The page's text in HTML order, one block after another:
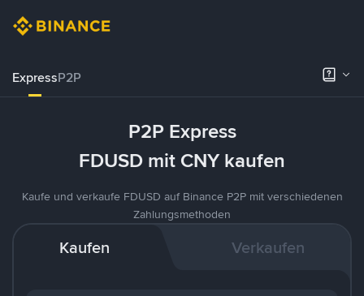
ExpressP2P
P2P Express
FDUSD mit CNY kaufen
Kaufe und verkaufe FDUSD auf Binance P2P mit verschiedenen
Zahlungsmethoden
Kaufen Verkaufen